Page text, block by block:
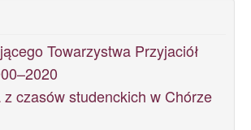
Towarzystwa Przyjaciół
czasów studenckich w Chórze